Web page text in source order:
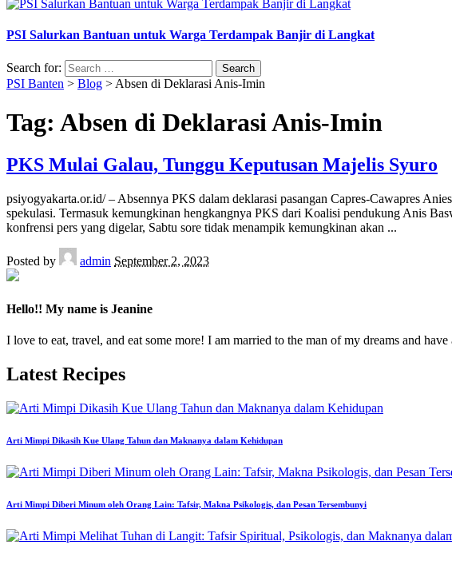
PSI Salurkan Bantuan untuk Warga Terdampak Banjir di Langkat
Search for:
PSI Banten > Blog > Absen di Deklarasi Anis-Imin
Tag: Absen di Deklarasi Anis-Imin
PKS Mulai Galau, Tunggu Keputusan Majelis Syuro
psiyogyakarta.or.id/ – Absennya PKS dalam deklarasi pasangan Capres-Cawapres
spekulasi. Termasuk kemungkinan hengkangnya PKS dari Koalisi pendukung Anis
konfrensi pers yang digelar, Sabtu sore tidak menampik kemungkinan akan ...
Posted by admin September 2, 2023
Hello!! My name is Jeanine
I love to eat, travel, and eat some more! I am married to the man of my dreams and
Latest Recipes
Arti Mimpi Dikasih Kue Ulang Tahun dan Maknanya dalam Kehidupan
Arti Mimpi Diberi Minum oleh Orang Lain: Tafsir, Makna Psikologis, dan Pesan Tersembunyi